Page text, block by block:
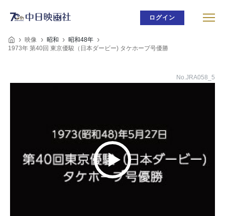
ログイン
映像 昭和
昭和48年
1973年 第40回 東京優駿（日本ダービー) タケホープ号優勝
No.JRA058_5